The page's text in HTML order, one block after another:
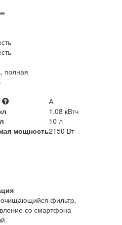
полная
А
1.08 кВтч
10 л
мощность2150 Вт
фильтр,
со смартфона